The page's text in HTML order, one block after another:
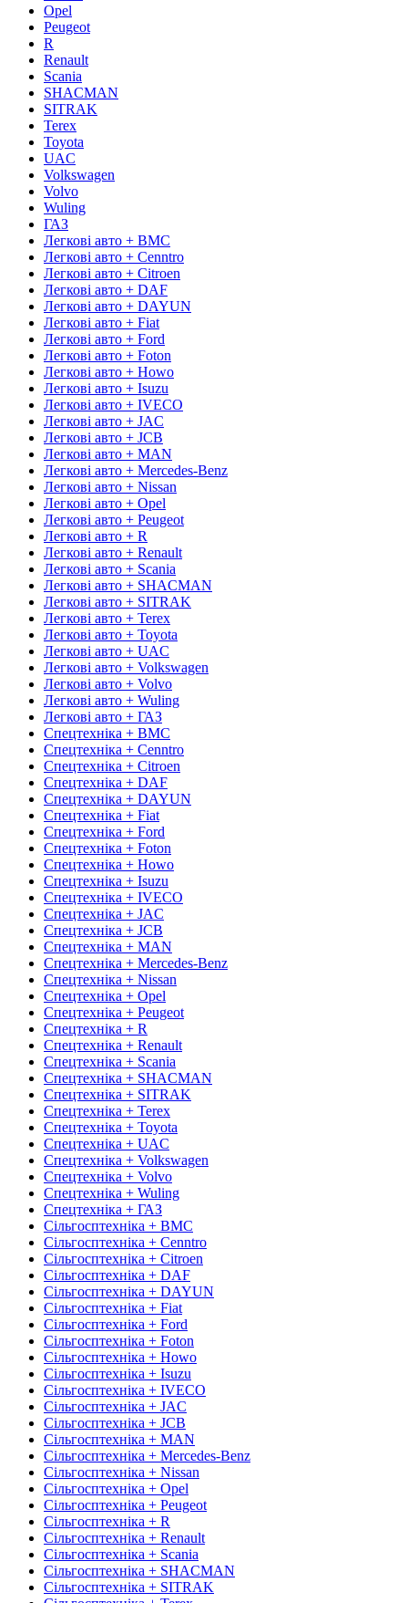
Opel
Peugeot
R
Renault
Scania
SHACMAN
SITRAK
Terex
Toyota
UAC
Volkswagen
Volvo
Wuling
ГАЗ
Легкові авто + BMC
Легкові авто + Cenntro
Легкові авто + Citroen
Легкові авто + DAF
Легкові авто + DAYUN
Легкові авто + Fiat
Легкові авто + Ford
Легкові авто + Foton
Легкові авто + Howo
Легкові авто + Isuzu
Легкові авто + IVECO
Легкові авто + JAC
Легкові авто + JCB
Легкові авто + MAN
Легкові авто + Mercedes-Benz
Легкові авто + Nissan
Легкові авто + Opel
Легкові авто + Peugeot
Легкові авто + R
Легкові авто + Renault
Легкові авто + Scania
Легкові авто + SHACMAN
Легкові авто + SITRAK
Легкові авто + Terex
Легкові авто + Toyota
Легкові авто + UAC
Легкові авто + Volkswagen
Легкові авто + Volvo
Легкові авто + Wuling
Легкові авто + ГАЗ
Спецтехніка + BMC
Спецтехніка + Cenntro
Спецтехніка + Citroen
Спецтехніка + DAF
Спецтехніка + DAYUN
Спецтехніка + Fiat
Спецтехніка + Ford
Спецтехніка + Foton
Спецтехніка + Howo
Спецтехніка + Isuzu
Спецтехніка + IVECO
Спецтехніка + JAC
Спецтехніка + JCB
Спецтехніка + MAN
Спецтехніка + Mercedes-Benz
Спецтехніка + Nissan
Спецтехніка + Opel
Спецтехніка + Peugeot
Спецтехніка + R
Спецтехніка + Renault
Спецтехніка + Scania
Спецтехніка + SHACMAN
Спецтехніка + SITRAK
Спецтехніка + Terex
Спецтехніка + Toyota
Спецтехніка + UAC
Спецтехніка + Volkswagen
Спецтехніка + Volvo
Спецтехніка + Wuling
Спецтехніка + ГАЗ
Сільгосптехніка + BMC
Сільгосптехніка + Cenntro
Сільгосптехніка + Citroen
Сільгосптехніка + DAF
Сільгосптехніка + DAYUN
Сільгосптехніка + Fiat
Сільгосптехніка + Ford
Сільгосптехніка + Foton
Сільгосптехніка + Howo
Сільгосптехніка + Isuzu
Сільгосптехніка + IVECO
Сільгосптехніка + JAC
Сільгосптехніка + JCB
Сільгосптехніка + MAN
Сільгосптехніка + Mercedes-Benz
Сільгосптехніка + Nissan
Сільгосптехніка + Opel
Сільгосптехніка + Peugeot
Сільгосптехніка + R
Сільгосптехніка + Renault
Сільгосптехніка + Scania
Сільгосптехніка + SHACMAN
Сільгосптехніка + SITRAK